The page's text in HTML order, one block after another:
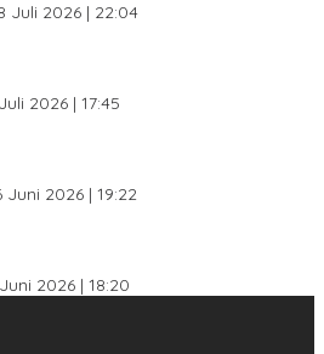
Juli 2026 | 22:04
2026 | 17:45
Juni 2026 | 19:22
2026 | 18:20